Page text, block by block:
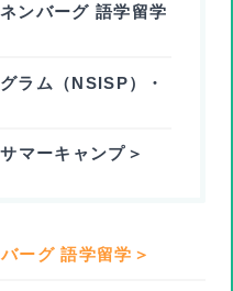
ンバーグ 語学留学
ラム（NSISP）・
マーキャンプ＞
バーグ 語学留学＞